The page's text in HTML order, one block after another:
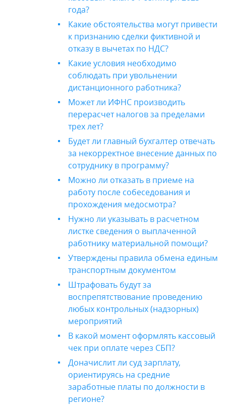
года?
Какие обстоятельства могут привести
к признанию сделки фиктивной и
отказу в вычетах по НДС?
Какие условия необходимо
соблюдать при увольнении
дистанционного работника?
Может ли ИФНС производить
перерасчет налогов за пределами
трех лет?
Будет ли главный бухгалтер отвечать
за некорректное внесение данных по
сотруднику в программу?
Можно ли отказать в приеме на
работу после собеседования и
прохождения медосмотра?
Нужно ли указывать в расчетном
листке сведения о выплаченной
работнику материальной помощи?
Утверждены правила обмена единым
транспортным документом
Штрафовать будут за
воспрепятствование проведению
любых контрольных (надзорных)
мероприятий
В какой момент оформлять кассовый
чек при оплате через СБП?
Доначислит ли суд зарплату,
ориентируясь на средние
заработные платы по должности в
регионе?